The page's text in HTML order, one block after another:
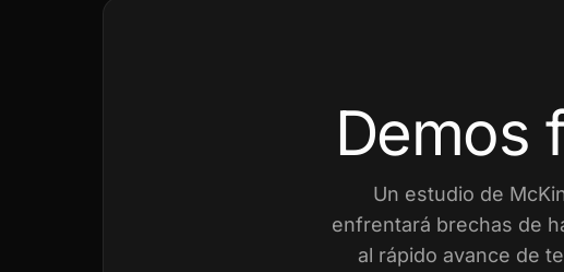
Demos
Un estudio de
enfrentará brechas de
al rápido avance de